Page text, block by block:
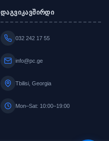
დაგვიკავშირდი
032 242 17 55
info@pc.ge
Tbilisi, Georgia
Mon–Sat: 10:00–19:00